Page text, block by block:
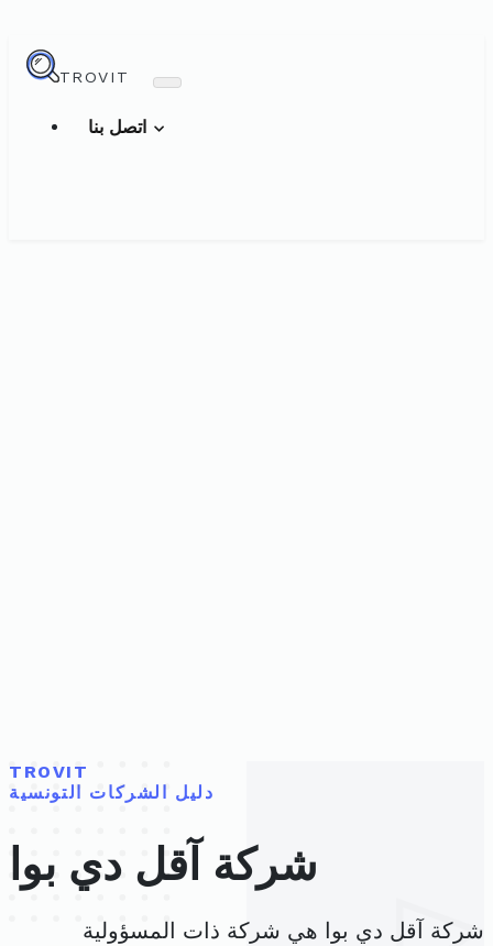
TROVIT
TROVIT
دليل الشركات التونسية
شركة آقل دي بوا
شركة آقل دي بوا هي شركة ذات المسؤولية